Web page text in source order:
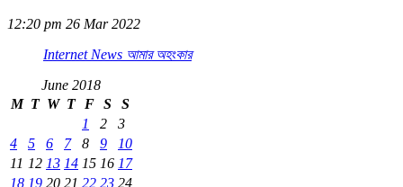
12:20 pm 26 Mar 2022
Internet News আমার অহংকার
June 2018
M T W T F S
S
1
2
3
4
5 6 7 8 9
10
11 12 13 14 15 16 17
18 19 20 21 22 23 24